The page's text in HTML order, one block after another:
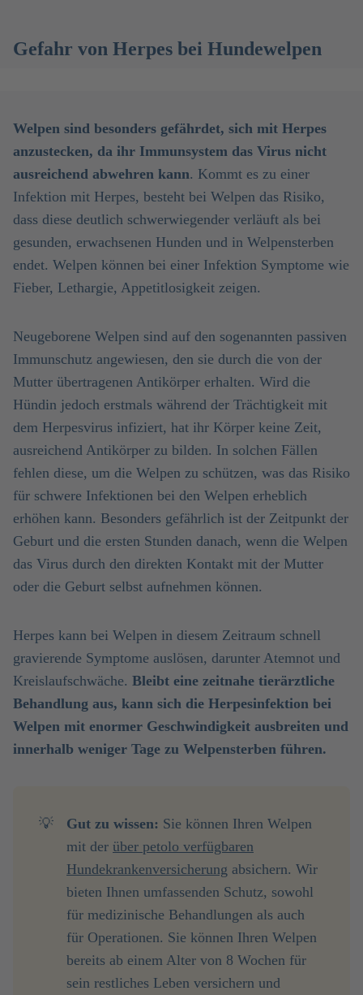
Gefahr von Herpes bei Hundewelpen
Welpen sind besonders gefährdet, sich mit Herpes
anzustecken, da ihr Immunsystem das Virus nicht
ausreichend abwehren kann. Kommt es zu einer
Infektion mit Herpes, besteht bei Welpen das Risiko,
dass diese deutlich schwerwiegender verläuft als bei
gesunden, erwachsenen Hunden und in Welpensterben
endet. Welpen können bei einer Infektion Symptome wie
Fieber, Lethargie, Appetitlosigkeit zeigen.
Neugeborene Welpen sind auf den sogenannten passiven
Immunschutz angewiesen, den sie durch die von der
Mutter übertragenen Antikörper erhalten. Wird die
Hündin jedoch erstmals während der Trächtigkeit mit
dem Herpesvirus infiziert, hat ihr Körper keine Zeit,
ausreichend Antikörper zu bilden. In solchen Fällen
fehlen diese, um die Welpen zu schützen, was das Risiko
für schwere Infektionen bei den Welpen erheblich
erhöhen kann. Besonders gefährlich ist der Zeitpunkt der
Geburt und die ersten Stunden danach, wenn die Welpen
das Virus durch den direkten Kontakt mit der Mutter
oder die Geburt selbst aufnehmen können.
Herpes kann bei Welpen in diesem Zeitraum schnell
gravierende Symptome auslösen, darunter Atemnot und
Kreislaufschwäche. Bleibt eine zeitnahe tierärztliche
Behandlung aus, kann sich die Herpesinfektion bei
Welpen mit enormer Geschwindigkeit ausbreiten und
innerhalb weniger Tage zu Welpensterben führen.
💡 Gut zu wissen: Sie können Ihren Welpen
mit der über petolo verfügbaren
Hundekrankenversicherung absichern. Wir
bieten Ihnen umfassenden Schutz, sowohl
für medizinische Behandlungen als auch
für Operationen. Sie können Ihren Welpen
bereits ab einem Alter von 8 Wochen für
sein restliches Leben versichern und